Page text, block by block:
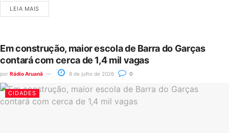
LEIA MAIS
Em construção, maior escola de Barra do Garças
contará com cerca de 1,4 mil vagas
por Rádio Aruanã 8 de julho de 2026 0
CIDADES